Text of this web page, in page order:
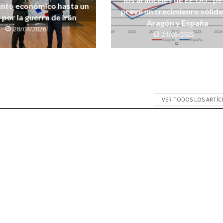
económico hasta un
por la guerra de Irán
28/04/2026
prevé un crecimienro
Aragón y España
21/05/2025
VER TODOS LOS